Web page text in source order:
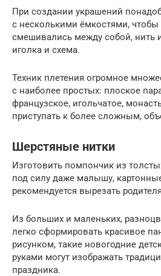
При создании украшений
с несколькими ёмкостями,
смешивались между собой, нить
иголка и схема.
Техник плетения огромное
с наиболее простых: плоское
французское, игольчатое,
приступать к более сложным,
Шерстяные нитки
Изготовить помпончик из
под силу даже малышу,
рекомендуется вырезать
Из больших и маленьких,
легко сформировать красивое
рисунком, такие новогодние
руками могут изображать
праздника.